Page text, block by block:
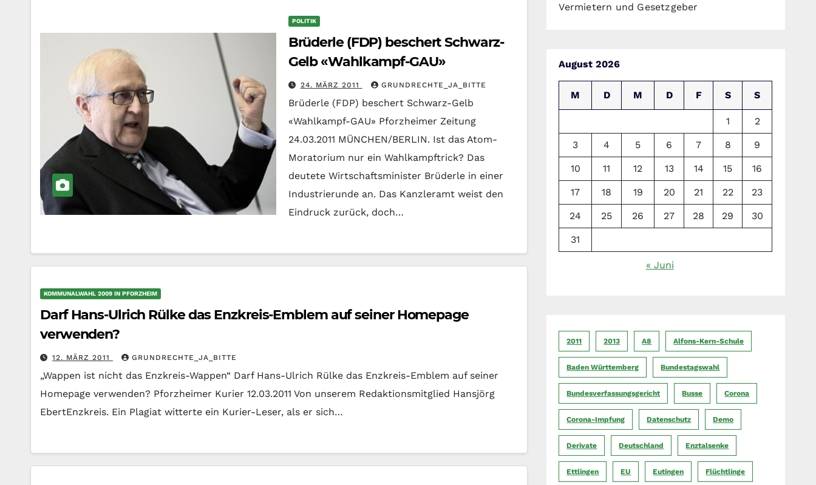
POLITIK
Brüderle (FDP) beschert Schwarz-
Gelb «Wahlkampf-GAU»
24. MÄRZ 2011 GRUNDRECHTE_JA_BITTE
Brüderle (FDP) beschert Schwarz-Gelb
«Wahlkampf-GAU» Pforzheimer Zeitung
24.03.2011 MÜNCHEN/BERLIN. Ist das Atom-
Moratorium nur ein Wahlkampftrick? Das
deutete Wirtschaftsminister Brüderle in einer
Industrierunde an. Das Kanzleramt weist den
Eindruck zurück, doch…
KOMMUNALWAHL 2009 IN PFORZHEIM
Darf Hans-Ulrich Rülke das Enzkreis-Emblem auf seiner Homepage
verwenden?
12. MÄRZ 2011 GRUNDRECHTE_JA_BITTE
„Wappen ist nicht das Enzkreis-Wappen“ Darf Hans-Ulrich Rülke das Enzkreis-Emblem auf seiner
Homepage verwenden? Pforzheimer Kurier 12.03.2011 Von unserem Redaktionsmitglied Hansjörg
EbertEnzkreis. Ein Plagiat witterte ein Kurier-Leser, als er sich…
Vermietern und Gesetzgeber
August 2026
M D M D F S S
1 2
3 4 5 6 7 8 9
10 11 12 13 14 15 16
17 18 19 20 21 22 23
24 25 26 27 28 29 30
31
« Juni
2011 2013 A8 Alfons-Kern-Schule
Baden Württemberg Bundestagswahl
Bundesverfassungsgericht Busse Corona
Corona-Impfung Datenschutz Demo
Derivate Deutschland Enztalsenke
Ettlingen EU Eutingen Flüchtlinge